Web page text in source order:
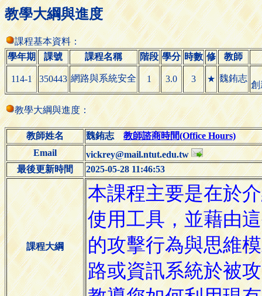
教學大綱與進度
課程基本資料：
學年期
課號 課程名稱 階段 學分 時數 修 教師
114-1 350443 網路與系統安全 1 3.0 3 ★ 魏銪志
創
教學大綱與進度：
教師姓名 魏銪志教師諮商時間(Office Hours)
Email
vickrey@mail.ntut.edu.tw
最後更新時間
2025-05-28 11:46:53
課程大綱